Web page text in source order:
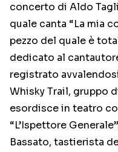
concerto di Aldo
quale canta “La mia
pezzo del quale è
dedicato al
registrato
Whisky Trail, gruppo
esordisce in teatro
“L’Ispettore
Bassato, tastierista